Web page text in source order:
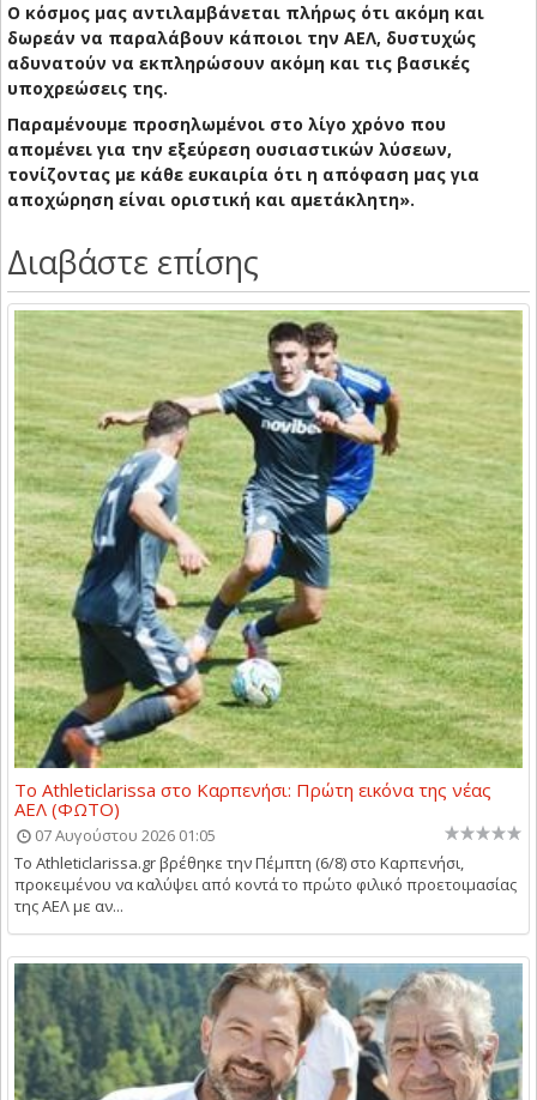
Ο κόσμος μας αντιλαμβάνεται πλήρως ότι ακόμη και
δωρεάν να παραλάβουν κάποιοι την ΑΕΛ, δυστυχώς
αδυνατούν να εκπληρώσουν ακόμη και τις βασικές
υποχρεώσεις της.
Παραμένουμε προσηλωμένοι στο λίγο χρόνο που
απομένει για την εξεύρεση ουσιαστικών λύσεων,
τονίζοντας με κάθε ευκαιρία ότι η απόφαση μας για
αποχώρηση είναι οριστική και αμετάκλητη».
Διαβάστε επίσης
Το Athleticlarissa στο Καρπενήσι: Πρώτη εικόνα της νέας
ΑΕΛ (ΦΩΤΟ)
07 Αυγούστου 2026 01:05
Το Athleticlarissa.gr βρέθηκε την Πέμπτη (6/8) στο Καρπενήσι,
προκειμένου να καλύψει από κοντά το πρώτο φιλικό προετοιμασίας
της ΑΕΛ με αν...